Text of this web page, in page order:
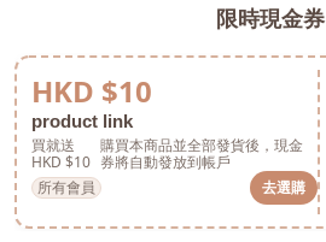
限時現金券
HKD $10
product link
買就送
HKD $10
購買本商品並全部發貨後，現金
券將自動發放到帳戶
所有會員
去選購